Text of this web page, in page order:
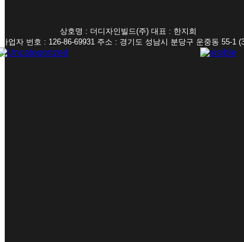
상호명 : 더디자인빌드(주) 대표 : 한지희
사업자 번호 : 126-86-69931 주소 : 경기도 성남시 분당구 운중동 55-1